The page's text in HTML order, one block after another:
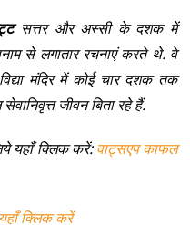
सत्तर और अस्सी के दशक में
से लगातार रचनाएं करते थे. वे
मंदिर में कोई चार दशक तक
जीवन बिता रहे हैं.
यहाँ क्लिक करें:वाट्सएप काफल
क्लिक करें